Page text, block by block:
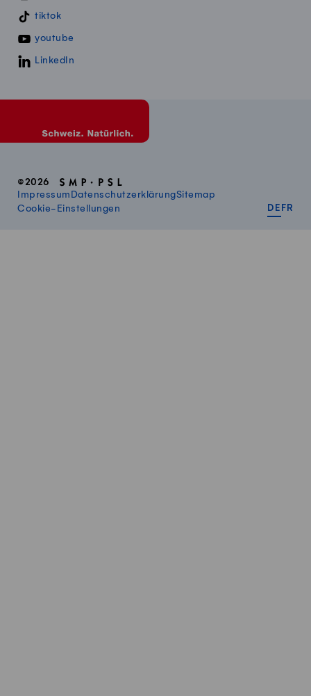
tiktok
youtube
LinkedIn
©2026
Impressum DatenschutzerklärungSitemap
Cookie-Einstellungen
DE FR